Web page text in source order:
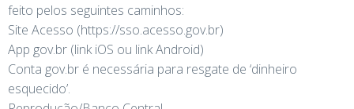
feito pelos seguintes caminhos:
Site Acesso (https://sso.acesso.gov.br)
App gov.br (link iOS ou link Android)
Conta gov.br é necessária para resgate de ‘dinheiro
esquecido’.